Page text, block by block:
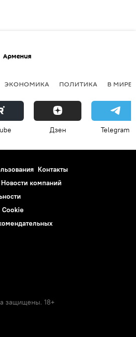
Армения
ЭКОНОМИКА ПОЛИТИКА В МИРЕ
Дзен Telegram
Контакты
Новости компаний
Cookie
защищены. 18+